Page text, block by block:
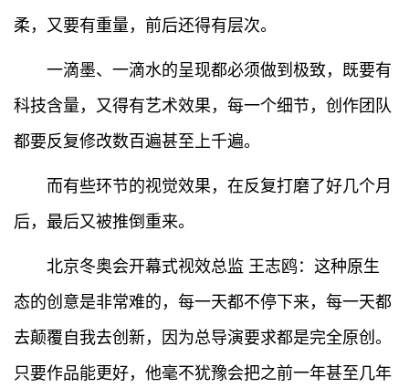
柔，又要有重量，前后还得有层次。
一滴墨、一滴水的呈现都必须做到极致，既要有
科技含量，又得有艺术效果，每一个细节，创作团队
都要反复修改数百遍甚至上千遍。
而有些环节的视觉效果，在反复打磨了好几个月
后，最后又被推倒重来。
北京冬奥会开幕式视效总监 王志鸥：这种原生
态的创意是非常难的，每一天都不停下来，每一天都
去颠覆自我去创新，因为总导演要求都是完全原创。
只要作品能更好，他毫不犹豫会把之前一年甚至几年